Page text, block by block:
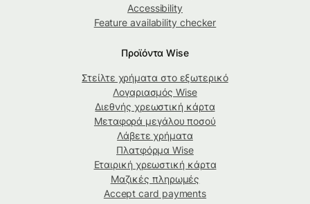
Accessibility
Feature availability checker
Προϊόντα Wise
Στείλτε χρήματα στο εξωτερικό
Λογαριασμός Wise
Διεθνής χρεωστική κάρτα
Μεταφορά μεγάλου ποσού
Λάβετε χρήματα
Πλατφόρμα Wise
Εταιρική χρεωστική κάρτα
Μαζικές πληρωμές
Accept card payments